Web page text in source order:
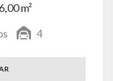
m²
4